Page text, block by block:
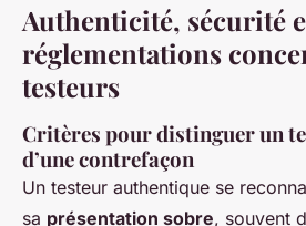
Authenticité, sécurité
réglementations
testeurs
Critères pour distinguer un
d’une contrefaçon
Un testeur authentique se
sa présentation sobre, souvent